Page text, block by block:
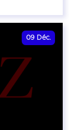
09 Déc.